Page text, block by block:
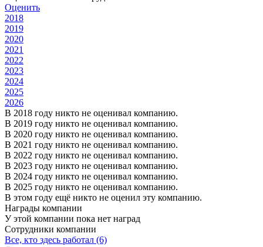
Оценить
2018
2019
2020
2021
2022
2023
2024
2025
2026
В 2018 году никто не оценивал компанию.
В 2019 году никто не оценивал компанию.
В 2020 году никто не оценивал компанию.
В 2021 году никто не оценивал компанию.
В 2022 году никто не оценивал компанию.
В 2023 году никто не оценивал компанию.
В 2024 году никто не оценивал компанию.
В 2025 году никто не оценивал компанию.
В этом году ещё никто не оценил эту компанию.
Награды компании
У этой компании пока нет наград
Сотрудники компании
Все, кто здесь работал (6)